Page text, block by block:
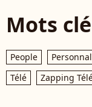
Mots
People
Télé
Zapping